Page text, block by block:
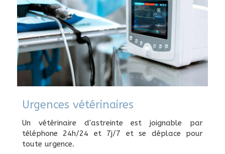
Urgences vétérinaires
Un vétérinaire d'astreinte est joignable par
téléphone 24h/24 et 7j/7 et se déplace pour
toute urgence.